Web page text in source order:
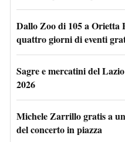
Dallo Zoo di 105 a Orietta
quattro giorni di eventi
Sagre e mercatini del
2026
Michele Zarrillo gratis a
del concerto in piazza